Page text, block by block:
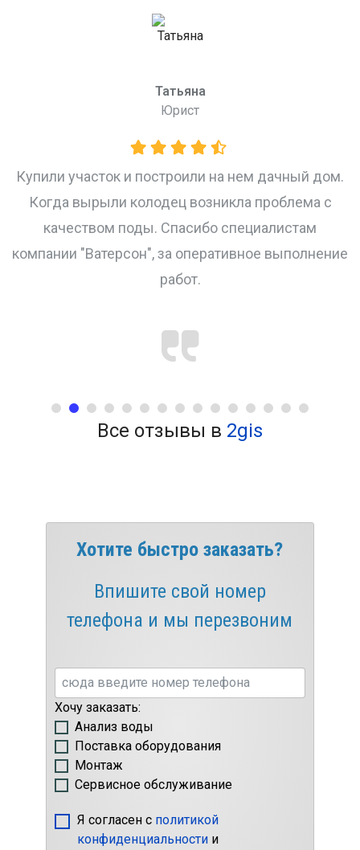
Татьяна
Юрист
Купили участок и построили на нем дачный дом.
Когда вырыли колодец возникла проблема с
качеством поды. Спасибо специалистам
компании "Ватерсон", за оперативное выполнение
работ.
Все отзывы в 2gis
Хотите быстро заказать?
Впишите свой номер
телефона и мы перезвоним
Хочу заказать:
Анализ воды
Поставка оборудования
Монтаж
Сервисное обслуживание
Я согласен с политикой
конфиденциальностии